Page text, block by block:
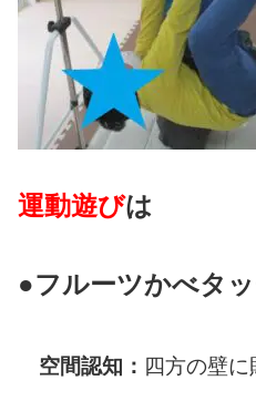
運動遊びは
●フルーツかべタ
空間認知： 四方の壁